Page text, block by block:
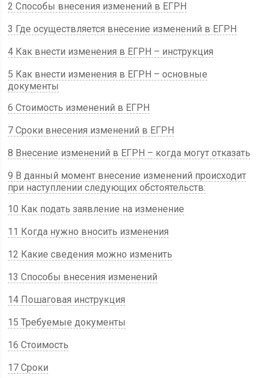
2 Способы внесения изменений в ЕГРН
3 Где осуществляется внесение изменений в ЕГРН
4 Как внести изменения в ЕГРН – инструкция
5 Как внести изменения в ЕГРН – основные
документы
6 Стоимость изменений в ЕГРН
7 Сроки внесения изменений в ЕГРН
8 Внесение изменений в ЕГРН – когда могут отказать
9 В данный момент внесение изменений происходит
при наступлении следующих обстоятельств:
10 Как подать заявление на изменение
11 Когда нужно вносить изменения
12 Какие сведения можно изменить
13 Способы внесения изменений
14 Пошаговая инструкция
15 Требуемые документы
16 Стоимость
17 Сроки